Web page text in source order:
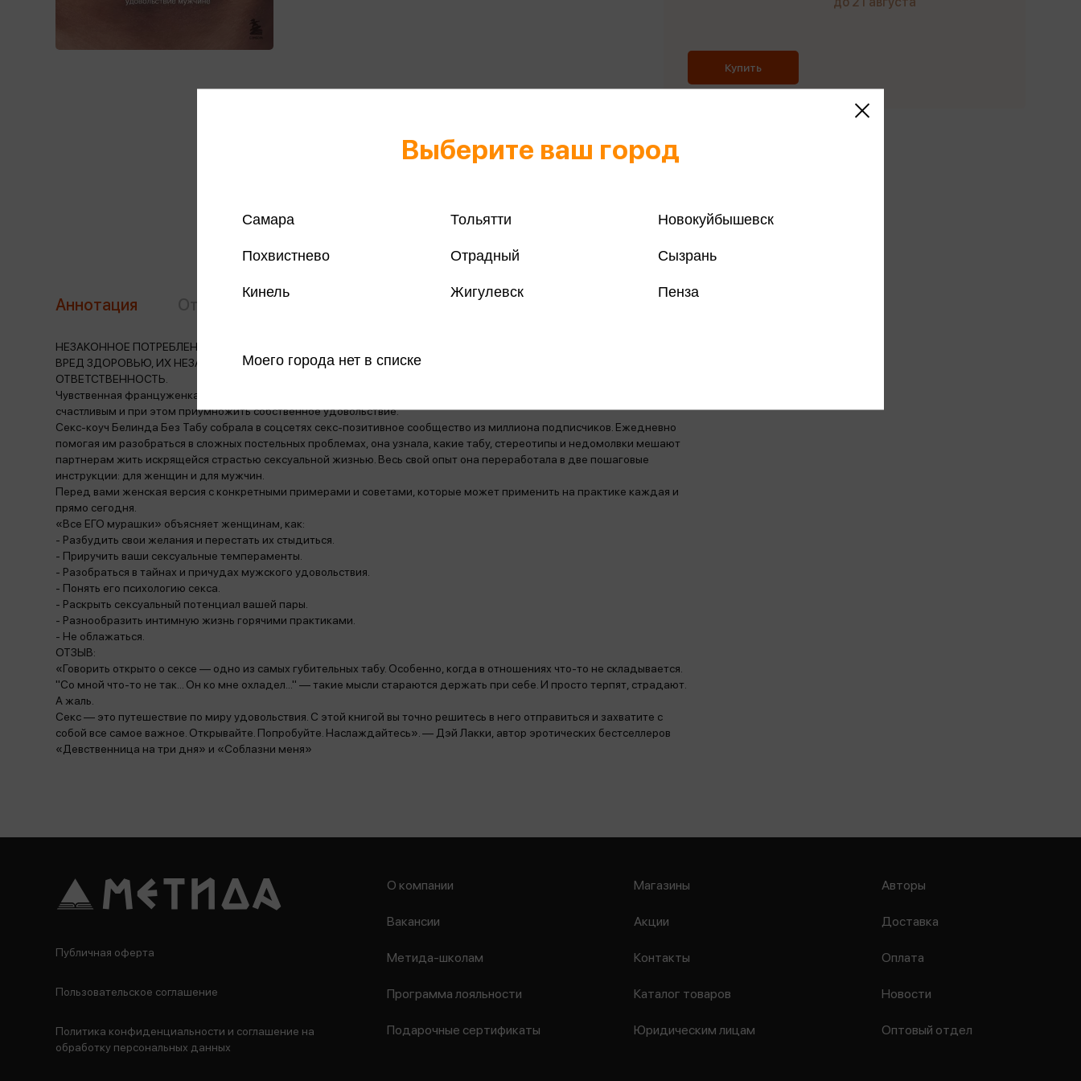
Купить
Все книги этого автора
Аннотация
НЕЗАКОННОЕ ПОТРЕБЛЕНИЕ НАРКОТИЧЕСКИХ СРЕДСТВ, ПСИХОТРОПНЫХ ВЕЩЕСТВ, ИХ АНАЛОГОВ ПРИЧИНЯЕТ
ВРЕД ЗДОРОВЬЮ, ИХ НЕЗАКОННЫЙ ОБОРОТ ЗАПРЕЩЕН И ВЛЕЧЕТ УСТАНОВЛЕННУЮ ЗАКОНОДАТЕЛЬСТВОМ
ОТВЕТСТВЕННОСТЬ.
Чувственная француженка Белинда Без Табу наглядно и предельно честно показывает, как сделать мужчину
счастливым и при этом приумножить собственное удовольствие.
Секс-коуч Белинда Без Табу собрала в соцсетях секс-позитивное сообщество из миллиона подписчиков. Ежедневно
помогая им разобраться в сложных постельных проблемах, она узнала, какие табу, стереотипы и недомолвки мешают
партнерам жить искрящейся страстью сексуальной жизнью. Весь свой опыт она переработала в две пошаговые
инструкции: для женщин и для мужчин.
Перед вами женская версия с конкретными примерами и советами, которые может применить на практике каждая и
прямо сегодня.
«Все ЕГО мурашки» объясняет женщинам, как:
- Разбудить свои желания и перестать их стыдиться.
- Приручить ваши сексуальные темпераменты.
- Разобраться в тайнах и причудах мужского удовольствия.
- Понять его психологию секса.
- Раскрыть сексуальный потенциал вашей пары.
- Разнообразить интимную жизнь горячими практиками.
- Не облажаться.
ОТЗЫВ:
«Говорить открыто о сексе — одно из самых губительных табу. Особенно, когда в отношениях что-то не складывается.
"Со мной что-то не так... Он ко мне охладел..." — такие мысли стараются держать при себе. И просто терпят, страдают.
А жаль.
Секс — это путешествие по миру удовольствия. С этой книгой вы точно решитесь в него отправиться и захватите с
собой все самое важное. Открывайте. Попробуйте. Наслаждайтесь». — Дэй Лакки, автор эротических бестселлеров
«Девственница на три дня» и «Соблазни меня»
Выберите ваш город
Самара Тольятти Новокуйбышевск
Похвистнево Отрадный Сызрань
Кинель Жигулевск Пенза
Моего города нет в списке
О компании
Вакансии
Метида-школам
Программа лояльности
Подарочные сертификаты
Магазины
Акции
Контакты
Каталог товаров
Юридическим лицам
Авторы
Доставка
Оплата
Новости
Оптовый отдел
Публичная оферта
Пользовательское соглашение
Политика конфиденциальности и соглашение на
обработку персональных данных